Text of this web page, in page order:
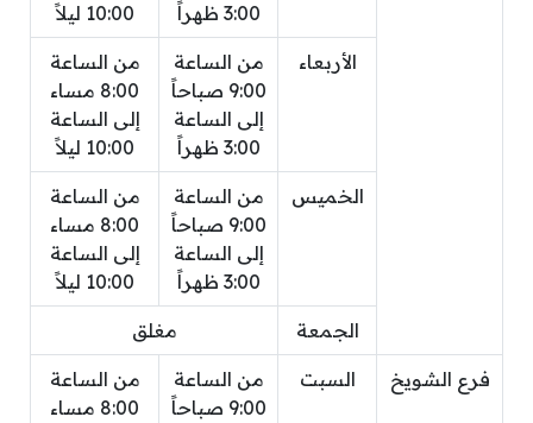
3:00 ظهراً
10:00 ليلاً
الأربعاء
من الساعة
9:00 صباحاً
إلى الساعة
3:00 ظهراً
من الساعة
8:00 مساء
إلى الساعة
10:00 ليلاً
الخميس
من الساعة
9:00 صباحاً
إلى الساعة
3:00 ظهراً
من الساعة
8:00 مساء
إلى الساعة
10:00 ليلاً
الجمعة مغلق
فرع الشويخ السبت
من الساعة
9:00 صباحاً
من الساعة
8:00 مساء